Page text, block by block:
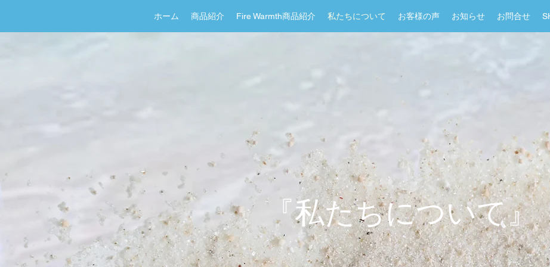
ホーム 商品紹介 Fire Warmth商品紹介 私たちについて お客様の声 お知らせ お問合せ
『私たちについて』